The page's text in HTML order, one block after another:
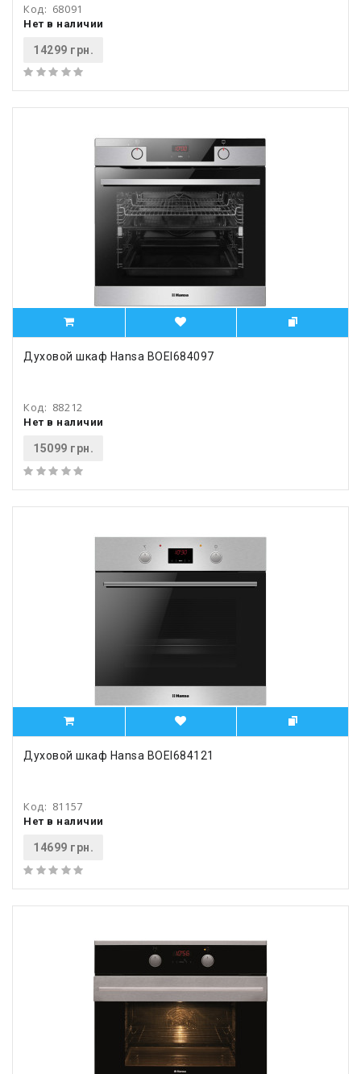
Код: 68091
Нет в наличии
14299 грн.
Духовой шкаф Hansa BOEI684097
Код: 88212
Нет в наличии
15099 грн.
Духовой шкаф Hansa BOEI684121
Код: 81157
Нет в наличии
14699 грн.